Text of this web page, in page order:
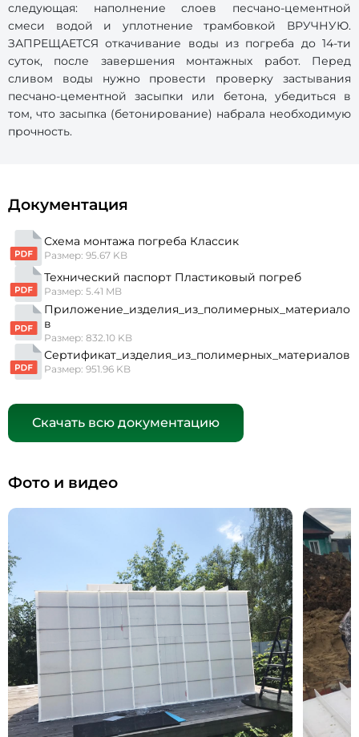
следующая: наполнение слоев песчано-цементной
смеси водой и уплотнение трамбовкой ВРУЧНУЮ.
ЗАПРЕЩАЕТСЯ откачивание воды из погреба до 14-ти
суток, после завершения монтажных работ. Перед
сливом воды нужно провести проверку застывания
песчано-цементной засыпки или бетона, убедиться в
том, что засыпка (бетонирование) набрала необходимую
прочность.
Документация
Схема монтажа погреба Классик
Размер: 95.67 KB
Технический паспорт Пластиковый погреб
Размер: 5.41 MB
Приложение_изделия_из_полимерных_материало
в
Размер: 832.10 KB
Сертификат_изделия_из_полимерных_материалов
Размер: 951.96 KB
Скачать всю документацию
Фото и видео